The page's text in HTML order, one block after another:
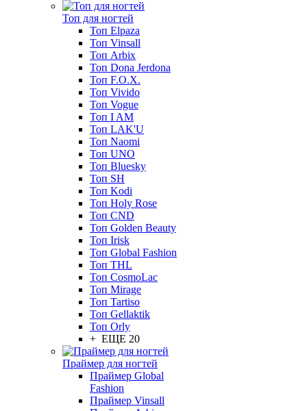
Топ для ногтей
Топ Elpaza
Топ Vinsall
Топ Arbix
Топ Dona Jerdona
Топ F.O.X.
Топ Vivido
Топ Vogue
Топ I AM
Топ LAK'U
Топ Naomi
Топ UNO
Топ Bluesky
Топ SH
Топ Kodi
Топ Holy Rose
Топ CND
Топ Golden Beauty
Топ Irisk
Топ Global Fashion
Топ THL
Топ CosmoLac
Топ Mirage
Топ Tartiso
Топ Gellaktik
Топ Orly
+ ЕЩЕ 20
Праймер для ногтей
Праймер Global
Fashion
Праймер Vinsall